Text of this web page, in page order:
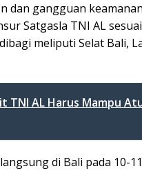
dan gangguan
Satgasla TNI AL
meliputi Selat Bali,
TNI AL Harus Mampu
di Bali pada 10-